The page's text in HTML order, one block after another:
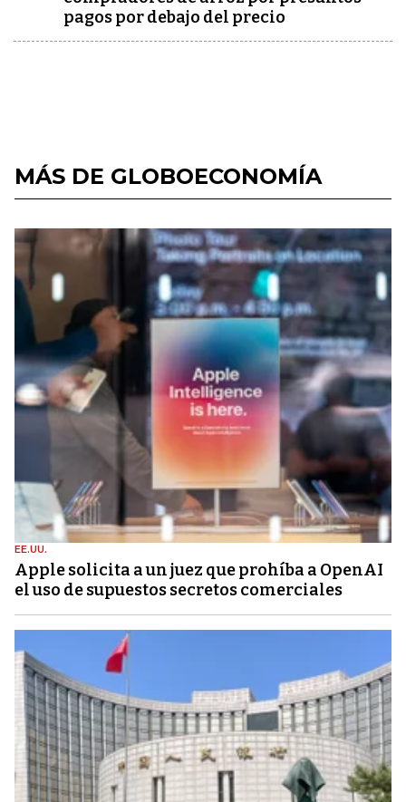
pagos por debajo del precio
MÁS DE GLOBOECONOMÍA
EE.UU.
Apple solicita a un juez que prohíba a OpenAI
el uso de supuestos secretos comerciales